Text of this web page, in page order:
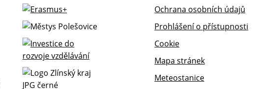
Ochrana osobních údajů
Prohlášení o přístupnosti
Cookie
Mapa stránek
Meteostanice